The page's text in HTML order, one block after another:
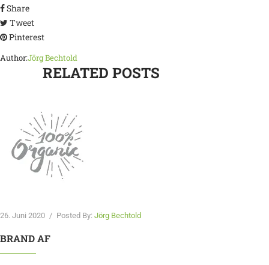
Share
Tweet
Pinterest
Author:Jörg Bechtold
RELATED POSTS
26. Juni 2020 / Posted By: Jörg Bechtold
BRAND AF